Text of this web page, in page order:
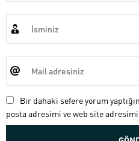
Bir dahaki sefere yorum
posta adresimi ve web site adresimi